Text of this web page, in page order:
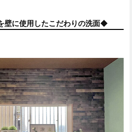
壁に使用したこだわりの洗面◆